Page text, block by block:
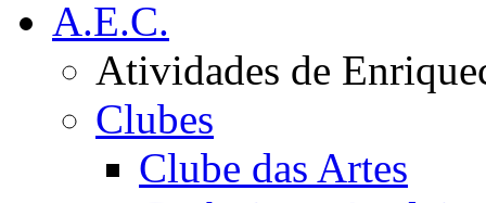
A.E.C.
Atividades de
Clubes
Clube das Artes